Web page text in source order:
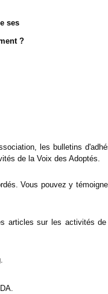
ses
?
les bulletins
de la Voix des Adoptés.
Vous pouvez y
articles sur les activités